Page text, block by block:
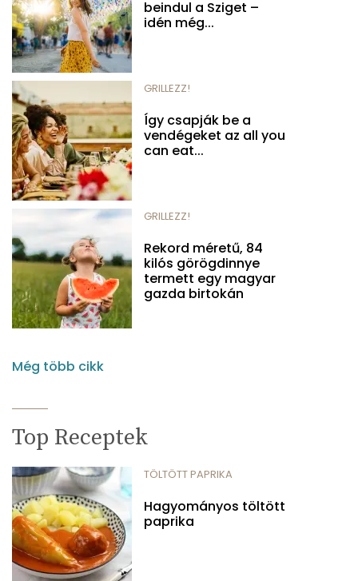
beindul a Sziget –
idén még...
GRILLEZZ!
Így csapják be a
vendégeket az all you
can eat...
GRILLEZZ!
Rekord méretű, 84
kilós görögdinnye
termett egy magyar
gazda birtokán
Még több cikk
Top Receptek
TÖLTÖTT PAPRIKA
Hagyományos töltött
paprika